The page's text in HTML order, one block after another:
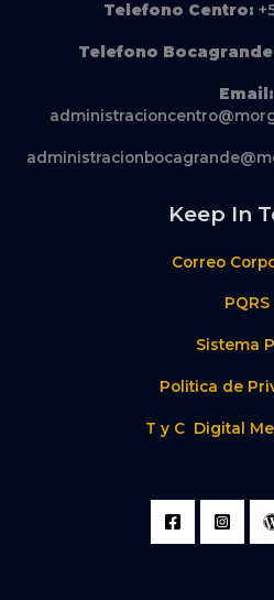
Telefono Centro:
Telefono
Email:
Keep In
Correo
PQRS
Sistema
Politica de
T y C Digital